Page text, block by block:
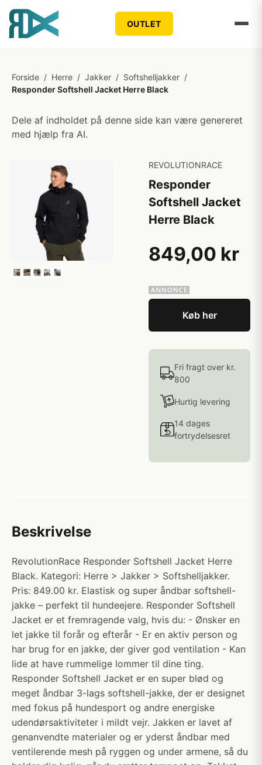
OUTLET
Forside / Herre / Jakker / Softshelljakker /
Responder Softshell Jacket Herre Black
Dele af indholdet på denne side kan være genereret
med hjælp fra AI.
REVOLUTIONRACE
Responder
Softshell Jacket
Herre Black
849,00 kr
Køb her
Fri fragt over kr.
800
Hurtig levering
14 dages
fortrydelsesret
Beskrivelse
RevolutionRace Responder Softshell Jacket Herre
Black. Kategori: Herre > Jakker > Softshelljakker.
Pris: 849.00 kr. Elastisk og super åndbar softshell-
jakke – perfekt til hundeejere. Responder Softshell
Jacket er et fremragende valg, hvis du: - Ønsker en
let jakke til forår og efterår - Er en aktiv person og
har brug for en jakke, der giver god ventilation - Kan
lide at have rummelige lommer til dine ting.
Responder Softshell Jacket er en super blød og
meget åndbar 3-lags softshell-jakke, der er designet
med fokus på hundesport og andre energiske
udendørsaktiviteter i mildt vejr. Jakken er lavet af
genanvendte materialer og er yderst åndbar med
ventilerende mesh på ryggen og under armene, så du